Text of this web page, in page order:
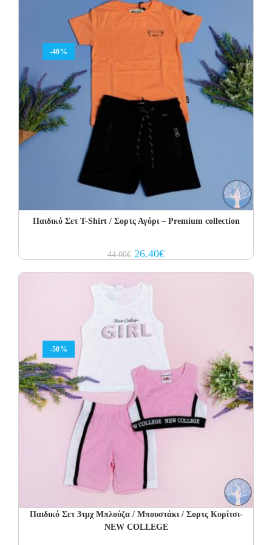
-40%
Παιδικό Σετ T-Shirt / Σορτς Αγόρι – Premium collection
44.00€ Original
price
26.40€Current
price
-50%
Παιδικό Σετ 3τμχ Μπλούζα / Μπουστάκι / Σορτς Κορίτσι-
NEW COLLEGE